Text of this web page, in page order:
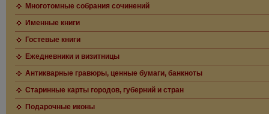
Многотомные собрания сочинений
Именные книги
Гостевые книги
Ежедневники и визитницы
Антикварные гравюры, ценные бумаги, банкноты
Старинные карты городов, губерний и стран
Подарочные иконы